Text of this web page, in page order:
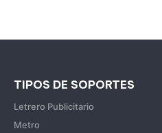
TIPOS DE SOPORTES
Letrero Publicitario
Metro